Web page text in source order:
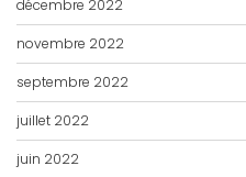
décembre 2022
novembre 2022
septembre 2022
juillet 2022
juin 2022